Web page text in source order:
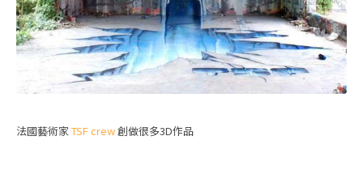
法國藝術家TSF crew創做很多3D作品